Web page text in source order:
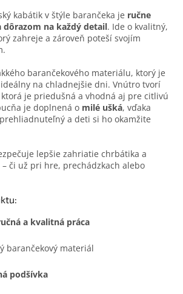
kabátik v štýle barančeka je ručne
dôrazom na každý detail. Ide o kvalitný,
zahreje a zároveň poteší svojím
barančekového materiálu, ktorý je
na chladnejšie dni. Vnútro tvorí
ktorá je priedušná a vhodná aj pre citlivú
je doplnená o milé ušká, vďaka
a deti si ho okamžite
lepšie zahriatie chrbátika a
či už pri hre, prechádzkach alebo
a kvalitná práca
barančekový materiál
podšívka